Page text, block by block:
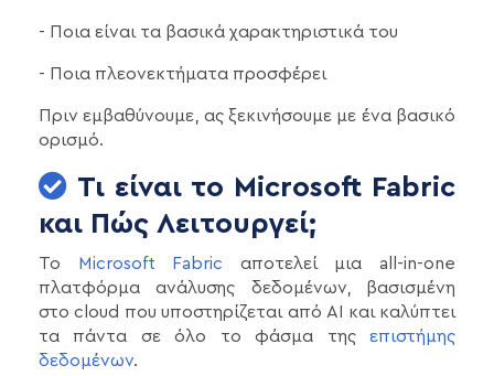
- Ποια είναι τα βασικά χαρακτηριστικά του
- Ποια πλεονεκτήματα προσφέρει
Πριν εμβαθύνουμε, ας ξεκινήσουμε με ένα βασικό
ορισμό.
Τι είναι το Microsoft Fabric
και Πώς Λειτουργεί;
Το Microsoft Fabric αποτελεί μια all-in-one
πλατφόρμα ανάλυσης δεδομένων, βασισμένη
στο cloud που υποστηρίζεται από AI και καλύπτει
τα πάντα σε όλο το φάσμα της επιστήμης
δεδομένων.